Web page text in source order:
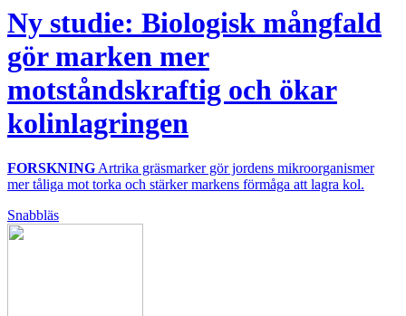
Ny studie: Biologisk mångfald
gör marken mer
motståndskraftig och ökar
kolinlagringen
FORSKNING Artrika gräsmarker gör jordens mikroorganismer
mer tåliga mot torka och stärker markens förmåga att lagra kol.
Snabbläs